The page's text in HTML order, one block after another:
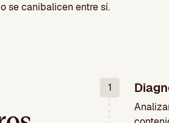
se canibalicen entre sí.
1